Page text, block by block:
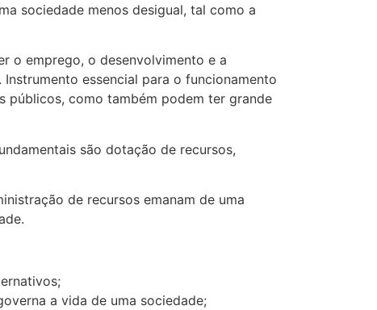
sociedade menos desigual, tal como a
o emprego, o desenvolvimento e a
essencial para o funcionamento
públicos, como também podem ter grande
são dotação de recursos,
de recursos emanam de uma
a vida de uma sociedade;